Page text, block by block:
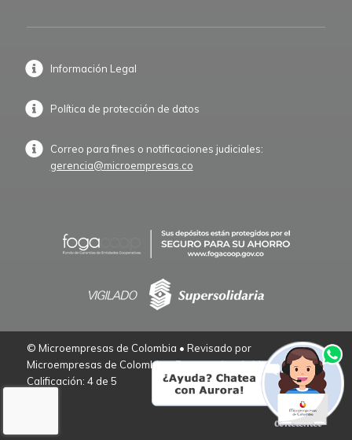
Información Legal
Política de protección de datos
Correo para fines o notificaciones judiciales:
gerencia@microempresas.co
© Microempresas de Colombia • Revisado por
Microempresas de Colombia – Empresarios de Verdad.
Calificación: 4 de 5